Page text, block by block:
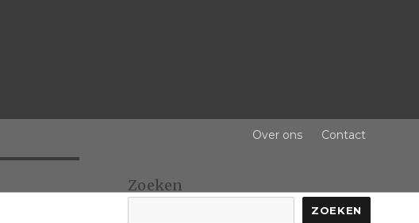
Over ons Contact
Zoeken
ZOEKEN